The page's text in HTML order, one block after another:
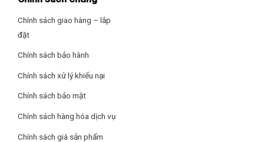
Chính sách giao hàng – lắp
đặt
Chính sách bảo hành
Chính sách xử lý khiếu nại
Chính sách bảo mật
Chính sách hàng hóa dịch vụ
Chính sách giá sản phẩm